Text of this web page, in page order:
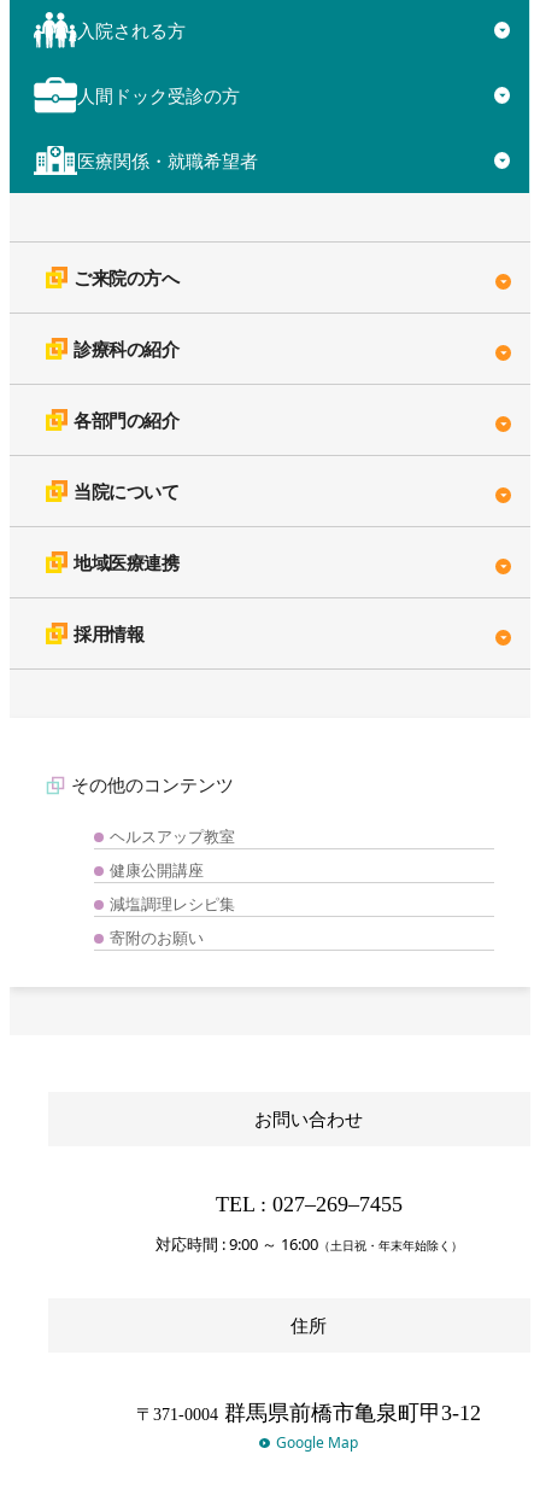
入院される方 ▼
人間ドック受診の方 ▼
医療関係・就職希望者 ▼
ご来院の方へ
診療科の紹介
各部門の紹介
当院について
地域医療連携
採用情報
その他のコンテンツ
ヘルスアップ教室
健康公開講座
減塩調理レシピ集
寄附のお願い
お問い合わせ
TEL : 027‒269‒7455
対応時間 : 9:00 ～ 16:00（土日祝・年末年始除く）
住所
〒371-0004 群馬県前橋市亀泉町甲3-12
Google Map